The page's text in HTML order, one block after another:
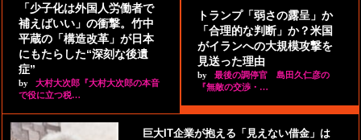
「少子化は外国人労働者で
補えばいい」の衝撃。竹中
平蔵の「構造改革」が日本
にもたらした“深刻な後遺
症”
by
大村大次郎『大村大次郎の本音
で役に立つ税…
トランプ「弱さの露呈」か
「合理的な判断」か？米国
がイランへの大規模攻撃を
見送った理由
by
最後の調停官 島田久仁彦の
『無敵の交渉・…
巨大IT企業が抱える「見えない借金」は